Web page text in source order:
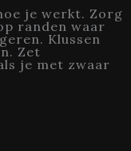
je werkt. Zorg
randen waar
Klussen
Zet
je met zwaar